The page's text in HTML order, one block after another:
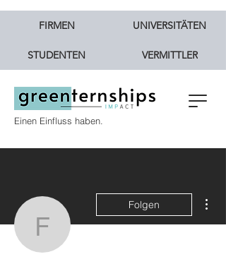
Einen Einfluss haben.
FIRMEN UNIVERSITÄTEN
STUDENTEN VERMITTLER
foxhop
Folgen